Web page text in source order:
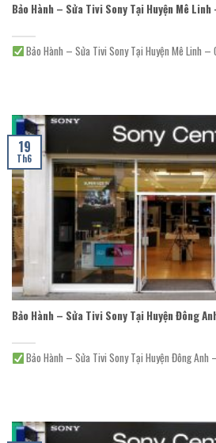
Bảo Hành – Sửa Tivi Sony Tại Huyện Mê
Bảo Hành – Sửa Tivi Sony Tại Huyện Mê Linh
Bảo Hành – Sửa Tivi Sony Tại Huyện Đông
Bảo Hành – Sửa Tivi Sony Tại Huyện Đông Anh
19
Th6